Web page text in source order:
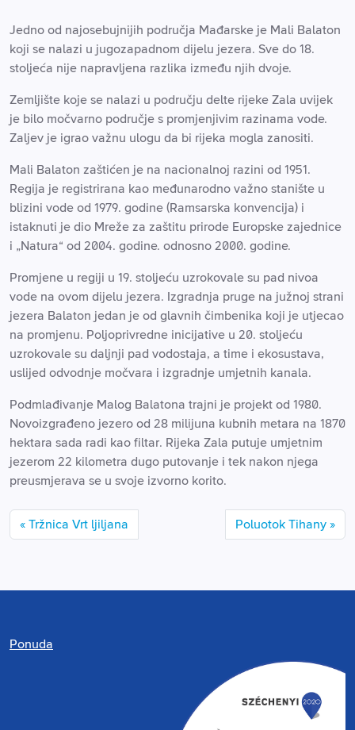
Jedno od najosebujnijih područja Mađarske je Mali Balaton
koji se nalazi u jugozapadnom dijelu jezera. Sve do 18.
stoljeća nije napravljena razlika između njih dvoje.
Zemljište koje se nalazi u području delte rijeke Zala uvijek
je bilo močvarno područje s promjenjivim razinama vode.
Zaljev je igrao važnu ulogu da bi rijeka mogla zanositi.
Mali Balaton zaštićen je na nacionalnoj razini od 1951.
Regija je registrirana kao međunarodno važno stanište u
blizini vode od 1979. godine (Ramsarska konvencija) i
istaknuti je dio Mreže za zaštitu prirode Europske zajednice
i „Natura“ od 2004. godine. odnosno 2000. godine.
Promjene u regiji u 19. stoljeću uzrokovale su pad nivoa
vode na ovom dijelu jezera. Izgradnja pruge na južnoj strani
jezera Balaton jedan je od glavnih čimbenika koji je utjecao
na promjenu. Poljoprivredne inicijative u 20. stoljeću
uzrokovale su daljnji pad vodostaja, a time i ekosustava,
uslijed odvodnje močvara i izgradnje umjetnih kanala.
Podmlađivanje Malog Balatona trajni je projekt od 1980.
Novoizgrađeno jezero od 28 milijuna kubnih metara na 1870
hektara sada radi kao filtar. Rijeka Zala putuje umjetnim
jezerom 22 kilometra dugo putovanje i tek nakon njega
preusmjerava se u svoje izvorno korito.
Tržnica Vrt ljiljana Poluotok Tihany
Ponuda